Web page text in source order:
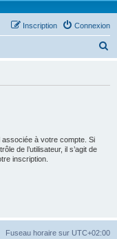
Connexion
Inscription
à votre compte. Si
de l’utilisateur, il s’agit de
inscription.
Fuseau horaire sur UTC+02:00